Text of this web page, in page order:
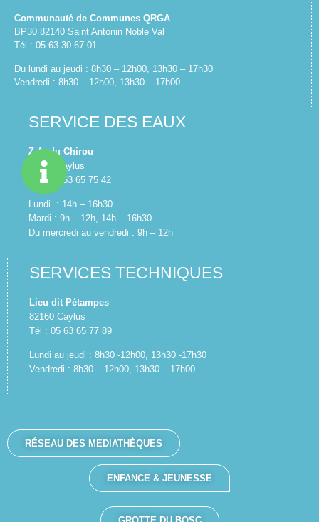
Communauté de Communes QRGA
BP30 82140 Saint Antonin Noble Val
Tél : 05.63.30.67.01
Du lundi au jeudi : 8h30 – 12h00, 13h30 – 17h30
Vendredi : 8h30 – 12h00, 13h30 – 17h00
SERVICE DES EAUX
Z.A. du Chirou
82160 Caylus
Tél : 05 63 65 75 42
Lundi : 14h – 16h30
Mardi : 9h – 12h, 14h – 16h30
Du mercredi au vendredi : 9h – 12h
SERVICES TECHNIQUES
Lieu dit Pétampes
82160 Caylus
Tél : 05 63 65 77 89
Lundi au jeudi : 8h30 -12h00, 13h30 -17h30
Vendredi : 8h30 – 12h00, 13h30 – 17h00
RÉSEAU DES MEDIATHÈQUES
ENFANCE & JEUNESSE